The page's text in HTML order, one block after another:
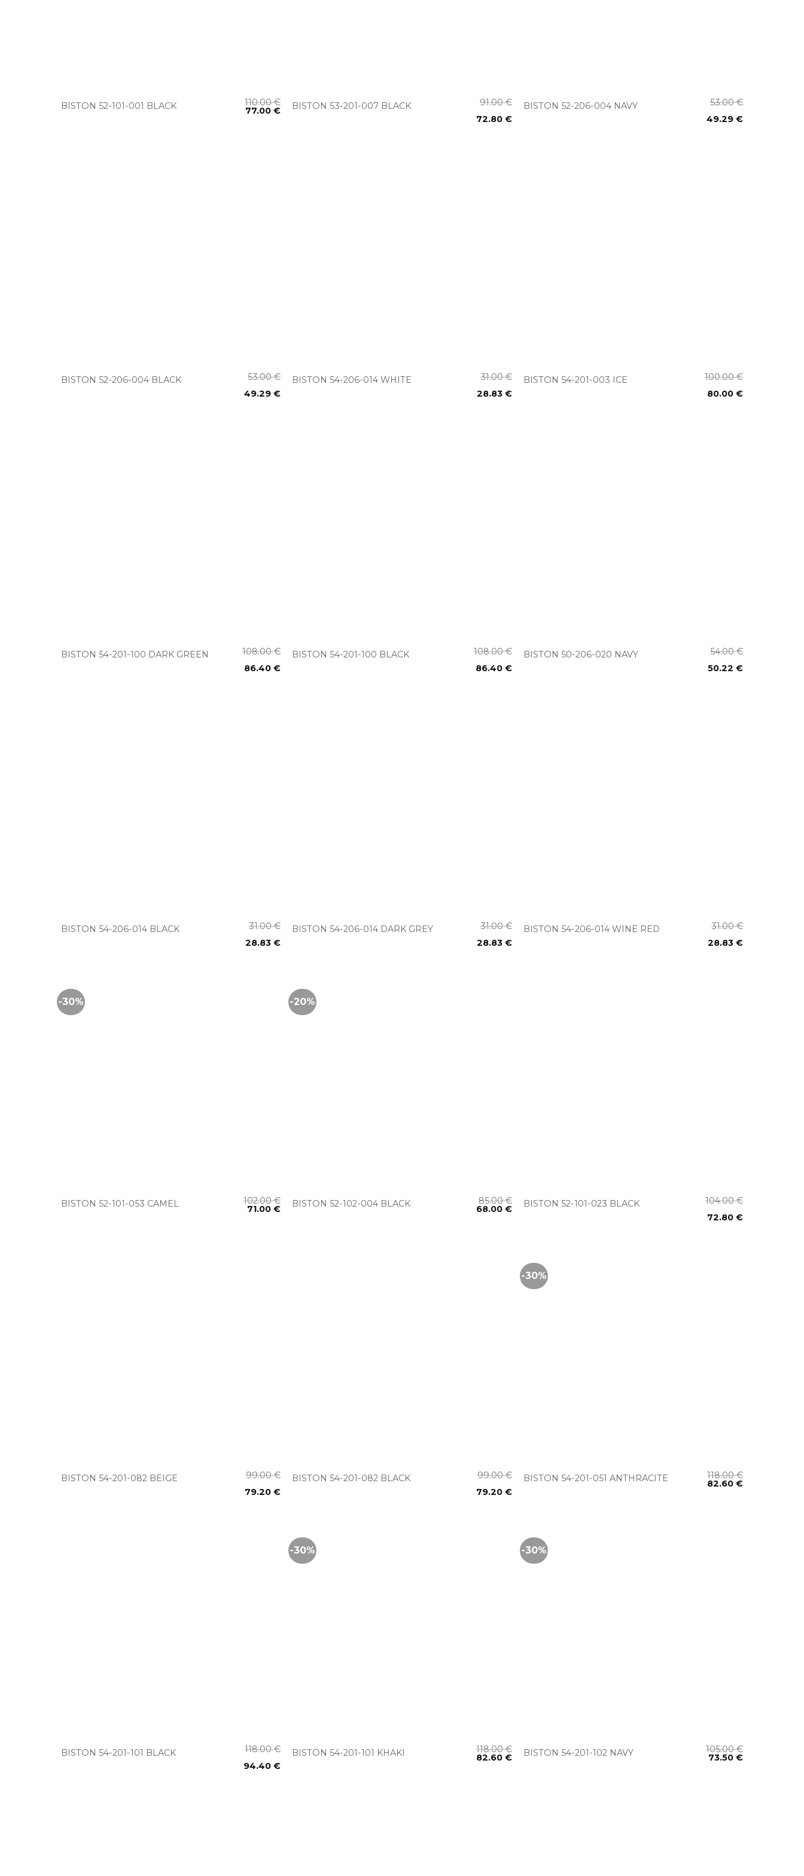
BISTON 52-101-001 BLACK 110.00€
77.00 € BISTON 53-201-007 BLACK 91.00€
72.80 €
BISTON 52-206-004 NAVY 53.00€
49.29€
BISTON 52-206-004 BLACK 53.00€
49.29 €
BISTON 54-206-014 WHITE 31.00€
28.83 €
BISTON 54-201-003 ICE 100.00€
80.00€
BISTON 54-201-100 DARK GREEN 108.00€
86.40 €
BISTON 54-201-100 BLACK 108.00€
86.40 €
BISTON 50-206-020 NAVY 54.00€
50.22€
BISTON 54-206-014 BLACK 31.00€
28.83 €
BISTON 54-206-014 DARK GREY 31.00€
28.83 €
BISTON 54-206-014 WINE RED 31.00€
28.83€
-30%
BISTON 52-101-053 CAMEL 102.00€
71.00 €
-20%
BISTON 52-102-004 BLACK 85.00€
68.00 € BISTON 52-101-023 BLACK 104.00€
72.80€
BISTON 54-201-082 BEIGE 99.00€
79.20 €
BISTON 54-201-082 BLACK 99.00€
79.20 €
-30%
BISTON 54-201-051 ANTHRACITE 118.00€
82.60€
BISTON 54-201-101 BLACK 118.00€
94.40 €
-30%
BISTON 54-201-101 KHAKI 118.00€
82.60 €
-30%
BISTON 54-201-102 NAVY 105.00€
73.50€